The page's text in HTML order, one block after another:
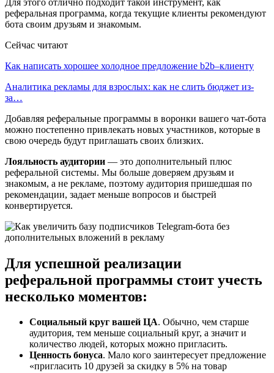
реферальная программа, когда текущие клиенты рекомендуют
бота своим друзьям и знакомым.
Сейчас читают
Как написать хорошее холодное предложение b2b–клиенту
Аналитика рекламы для взрослых: как не слить бюджет из-
за…
Добавляя реферальные программы в воронки вашего чат-бота
можно постепенно привлекать новых участников, которые в
свою очередь будут приглашать своих близких.
Лояльность аудитории — это дополнительный плюс
реферальной системы. Мы больше доверяем друзьям и
знакомым, а не рекламе, поэтому аудитория пришедшая по
рекомендации, задает меньше вопросов и быстрей
конвертируется.
Для успешной реализации
реферальной программы стоит учесть
несколько моментов:
Социальный круг вашей ЦА. Обычно, чем старше
аудитория, тем меньше социальный круг, а значит и
количество людей, которых можно пригласить.
Ценность бонуса. Мало кого заинтересует предложение
«пригласить 10 друзей за скидку в 5% на товар